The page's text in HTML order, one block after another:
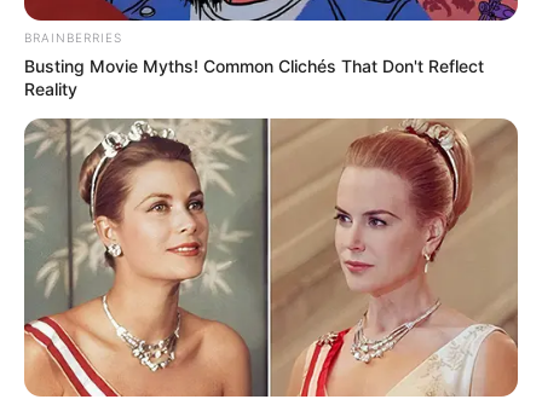
Pataky, aki szerint zenésztársai még nála is
rosszabb helyzetben vannak. – „Szerencsésnek
mondhatom magam, de ez az egész így is
tragikomikus. A nyugdíjam alig elég a hatósági áras
farhátra, nemhogy egy tisztességes ebédre” –
fakadt ki az énekes.
Zenészek nyomorban? – Pataky szerint „ez itt a
magyar valóság”
A zenész elárulta: szerencséjére a cégét vezető
hölgy rengeteg munkával összeírta a
BRAINBERRIES
Busting Movie Myths! Common Clichés That Don't Reflect
Reality